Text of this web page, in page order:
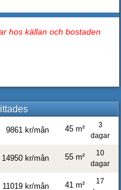
hos källan och bostaden
9861 kr/mån
3
dagar
45 m²
14950 kr/mån
10
dagar
55 m²
11019 kr/mån
17
41 m²